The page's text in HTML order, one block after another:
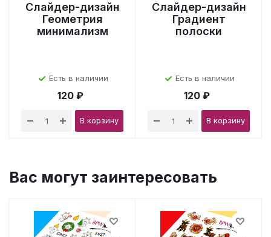
Слайдер-дизайн
Геометрия
минимализм
Есть в наличии
120 ₽
В корзину
Слайдер-дизайн
Градиент
полоски
Есть в наличии
120 ₽
В корзину
Вас могут заинтересовать